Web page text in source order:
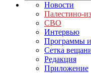
Новости
Палестино-
СВО
Интервью
Программы
Сетка
Редакция
Приложение